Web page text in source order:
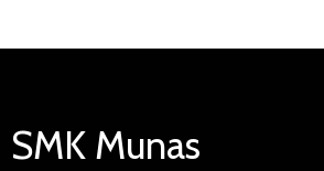
SMK Munas